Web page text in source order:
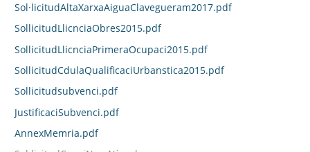
Sol·licitudAltaXarxaAiguaClavegueram2017.pdf
SollicitudLlicnciaObres2015.pdf
SollicitudLlicnciaPrimeraOcupaci2015.pdf
SollicitudCdulaQualificaciUrbanstica2015.pdf
Sollicitudsubvenci.pdf
JustificaciSubvenci.pdf
AnnexMemria.pdf